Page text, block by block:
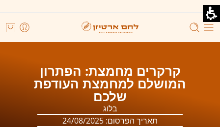
קרקרים מחמצת: הפתרון
המושלם למחמצת העודפת
שלכם
בלוג
תאריך הפרסום: 24/08/2025